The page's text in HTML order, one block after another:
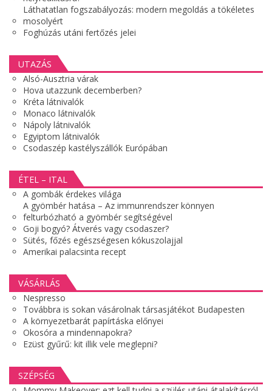
Láthatatlan fogszabályozás: modern megoldás a tökéletes
mosolyért
Foghúzás utáni fertőzés jelei
UTAZÁS
Alsó-Ausztria várak
Hova utazzunk decemberben?
Kréta látnivalók
Monaco látnivalók
Nápoly látnivalók
Egyiptom látnivalók
Csodaszép kastélyszállók Európában
ÉTEL – ITAL
A gombák érdekes világa
A gyömbér hatása – Az immunrendszer könnyen
felturbózható a gyömbér segítségével
Goji bogyó? Átverés vagy csodaszer?
Sütés, főzés egészségesen kókuszolajjal
Amerikai palacsinta recept
VÁSÁRLÁS
Nespresso
Továbbra is sokan vásárolnak társasjátékot Budapesten
A környezetbarát papírtáska előnyei
Okosóra a mindennapokra?
Ezüst gyűrű: kit illik vele meglepni?
SZÉPSÉG